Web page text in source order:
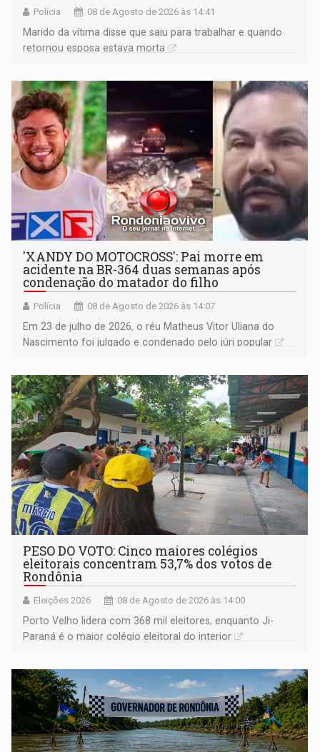
Polícia 08 de Agosto de 2026 às 14:41
Marido da vítima disse que saiu para trabalhar e quando
retornou esposa estava morta
'XANDY DO MOTOCROSS': Pai morre em
acidente na BR-364 duas semanas após
condenação do matador do filho
Polícia 08 de Agosto de 2026 às 14:07
Em 23 de julho de 2026, o réu Matheus Vitor Uliana do
Nascimento foi julgado e condenado pelo júri popular
PESO DO VOTO: Cinco maiores colégios
eleitorais concentram 53,7% dos votos de
Rondônia
Eleições 2026 08 de Agosto de 2026 às 14:00
Porto Velho lidera com 368 mil eleitores, enquanto Ji-
Paraná é o maior colégio eleitoral do interior